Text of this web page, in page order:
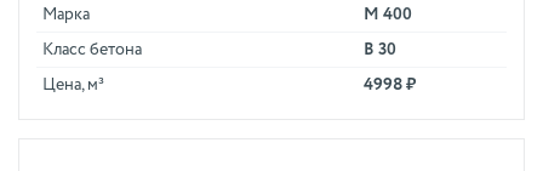
Марка М 400
Класс бетона В 30
Цена, м³ 4998 ₽